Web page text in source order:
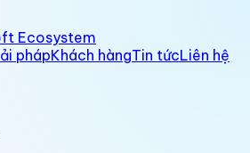
Ecosystem
phápKhách hàngTin tứcLiên hệ